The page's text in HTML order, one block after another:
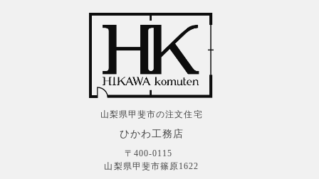
山梨県甲斐市の注文住宅
ひかわ工務店
〒400-0115
山梨県甲斐市篠原1622